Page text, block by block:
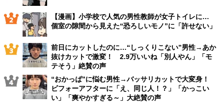
【漫画】小学校で人気の男性教師が女子トイレに…
個室の隙間から見えた“恐ろしいモノ”に「許せない」
前日にカットしたのに…“しっくりこない”男性→あか
抜けカットで激変！ 2.9万いいね「別人やん」「モ
テそう」絶賛の声
“おかっぱ”に悩む男性→バッサリカットで大変身！
ビフォーアフターに「え、同じ人！？」「かっこい
い」「爽やかすぎる～」大絶賛の声